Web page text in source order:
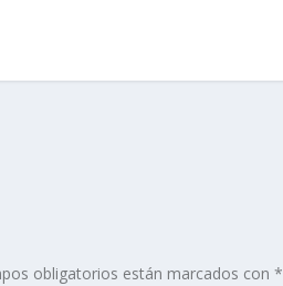
obligatorios están marcados con*